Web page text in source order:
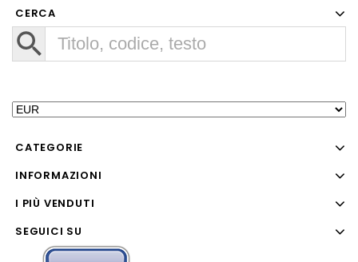
CERCA
CATEGORIE
INFORMAZIONI
I PIÙ VENDUTI
SEGUICI SU